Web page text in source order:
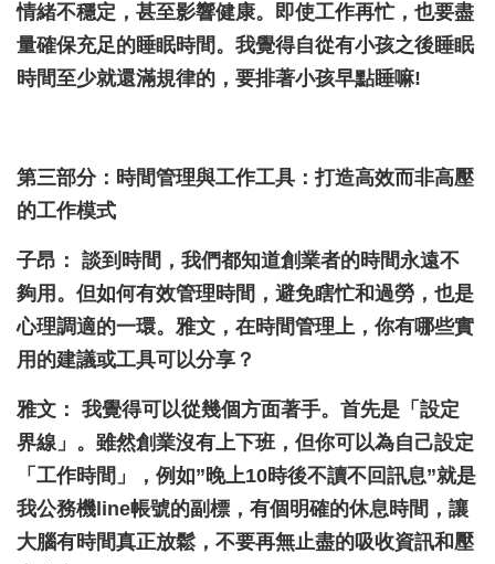
情緒不穩定，甚至影響健康。即使工作再忙，也要盡
量確保充足的睡眠時間。我覺得自從有小孩之後睡眠
時間至少就還滿規律的，要排著小孩早點睡嘛!
第三部分：時間管理與工作工具：打造高效而非高壓
的工作模式
子昂： 談到時間，我們都知道創業者的時間永遠不
夠用。但如何有效管理時間，避免瞎忙和過勞，也是
心理調適的一環。雅文，在時間管理上，你有哪些實
用的建議或工具可以分享？
雅文： 我覺得可以從幾個方面著手。首先是「設定
界線」。雖然創業沒有上下班，但你可以為自己設定
「工作時間」，例如”晚上10時後不讀不回訊息”就是
我公務機line帳號的副標，有個明確的休息時間，讓
大腦有時間真正放鬆，不要再無止盡的吸收資訊和壓